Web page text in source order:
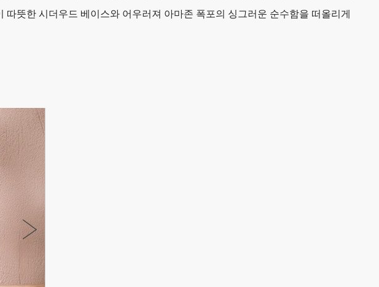
뜻한 시더우드 베이스와 어우러져 아마존 폭포의 싱그러운 순수함을 떠올리게